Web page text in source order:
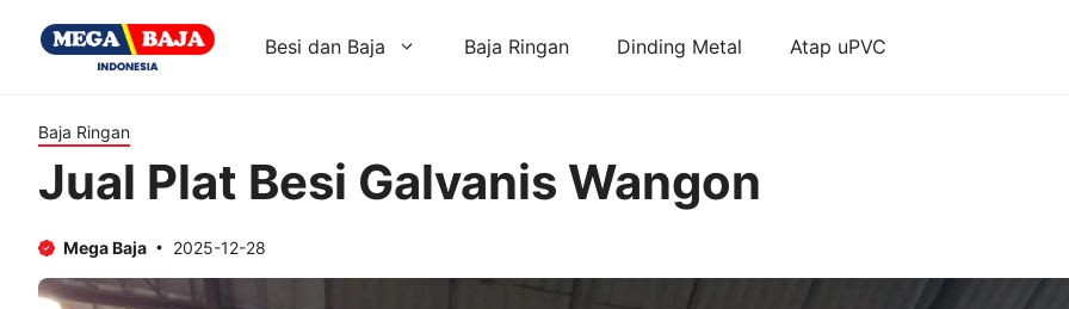
Besi dan Baja Baja Ringan Dinding Metal Atap uPVC
Baja Ringan
Jual Plat Besi Galvanis Wangon
Mega Baja 2025-12-28